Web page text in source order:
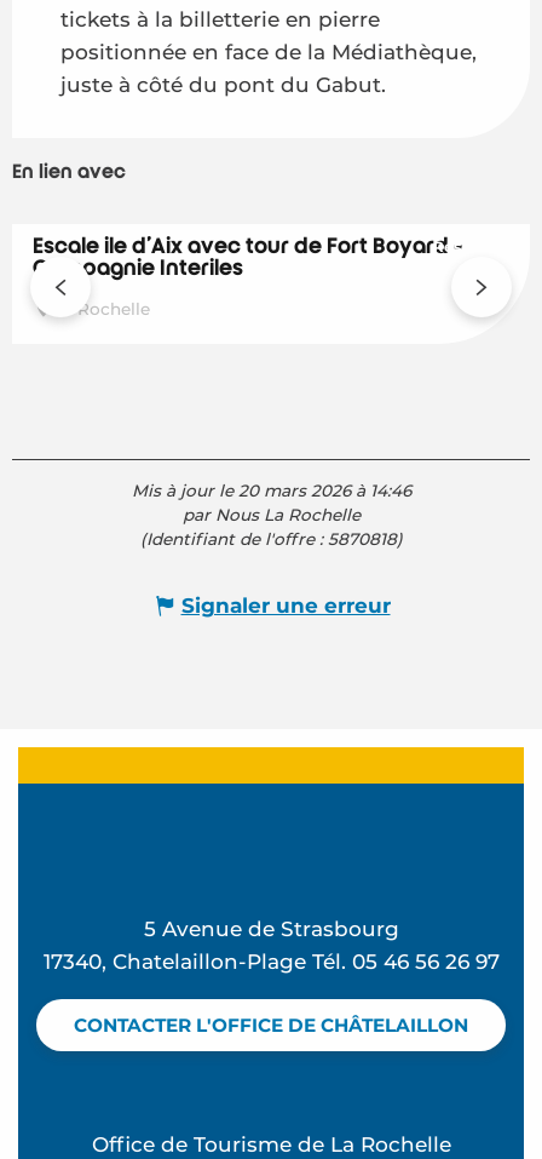
tickets à la billetterie en pierre
positionnée en face de la Médiathèque,
juste à côté du pont du Gabut.
En lien avec
Escale île d'Aix avec tour de Fort Boyard -
Compagnie Interîles
La Rochelle
Réservable
Mis à jour le 20 mars 2026 à 14:46
par Nous La Rochelle
(Identifiant de l'offre :5870818)
Signaler une erreur
5 Avenue de Strasbourg
17340, Chatelaillon-Plage Tél. 05 46 56 26 97
CONTACTER L'OFFICE DE CHÂTELAILLON
Office de Tourisme de La Rochelle